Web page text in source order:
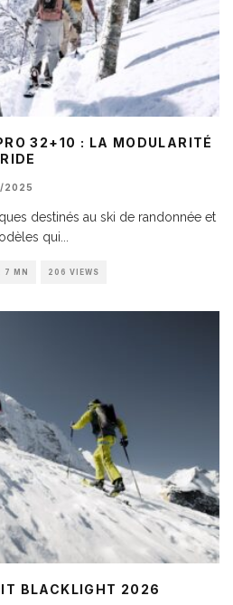
32+10 : LA MODULARITÉ
2025
destinés au ski de randonnée et
qui
7 MN 206 VIEWS
BLACKLIGHT 2026